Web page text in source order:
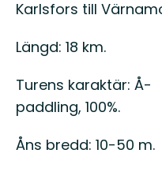
Karlsfors till
Längd: 18 km.
Turens karaktär: Å-
paddling, 100%.
Åns bredd: 10-50 m.